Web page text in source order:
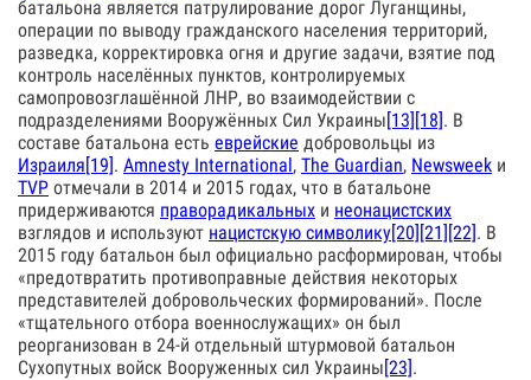
батальона является патрулирование дорог Луганщины,
операции по выводу гражданского населения территорий,
разведка, корректировка огня и другие задачи, взятие под
контроль населённых пунктов, контролируемых
самопровозглашённой ЛНР, во взаимодействии с
подразделениями Вооружённых Сил Украины[13] [18]. В
составе батальона есть еврейские добровольцы из
Израиля[19]. Amnesty International, The Guardian, Newsweek и
TVP отмечали в 2014 и 2015 годах, что в батальоне
придерживаются праворадикальных и неонацистских
взглядов и используют нацистскую символику[20] [21] [22]. В
2015 году батальон был официально расформирован, чтобы
«предотвратить противоправные действия некоторых
представителей добровольческих формирований». После
«тщательного отбора военнослужащих» он был
реорганизован в 24-й отдельный штурмовой батальон
Сухопутных войск Вооруженных сил Украины[23].